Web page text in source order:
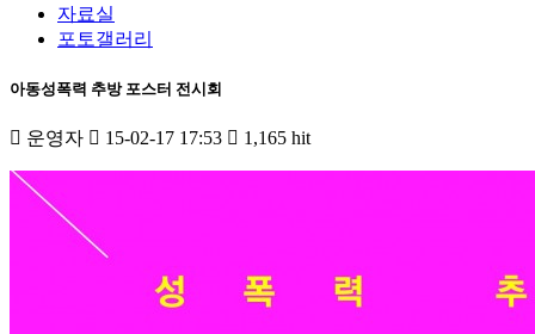
자료실
포토갤러리
아동성폭력 추방 포스터 전시회
운영자 15-02-17 17:53 1,165 hit